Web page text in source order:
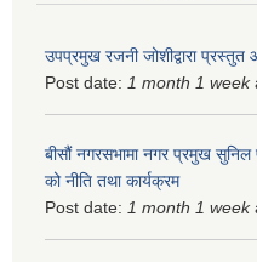
उपप्रमुख रजनी जोशीद्वारा
Post date: 1 month 1 week
बीसौं नगरसभामा नगर प्रमुख
को नीति तथा कार्यक्रम
Post date: 1 month 1 week